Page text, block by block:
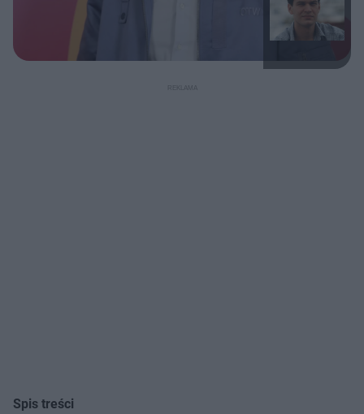
Spis treści